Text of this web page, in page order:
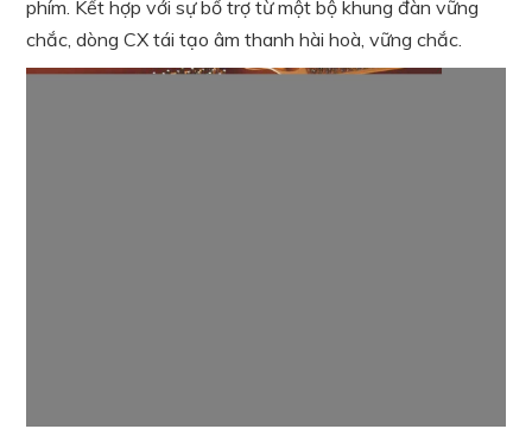
phím. Kết hợp với sự bổ trợ từ một bộ khung đàn vững
chắc, dòng CX tái tạo âm thanh hài hoà, vững chắc.